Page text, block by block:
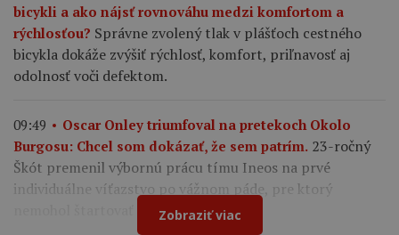
bicykli a ako nájsť rovnováhu medzi komfortom a
rýchlosťou? Správne zvolený tlak v plášťoch cestného
bicykla dokáže zvýšiť rýchlosť, komfort, priľnavosť aj
odolnosť voči defektom.
09:49
Oscar Onley triumfoval na pretekoch Okolo
Burgosu: Chcel som dokázať, že sem patrím. 23-ročný
Škót premenil výbornú prácu tímu Ineos na prvé
individuálne víťazstvo po vážnom páde, pre ktorý
nemohol štartovať na Tour de France.
Zobraziť viac